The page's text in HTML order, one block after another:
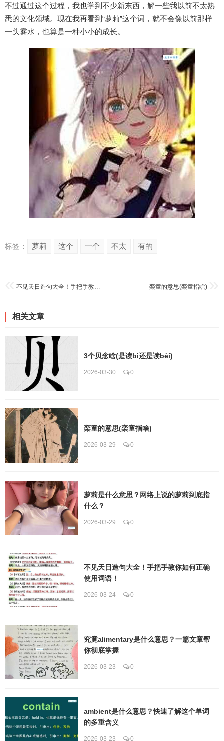
不过通过这个过程，我也学到不少新东西，解一些我以前不太熟
悉的文化领域。现在我再看到“萝莉”这个词，就不会像以前那样
一头雾水，也算是一种小小的成长。
标签： 萝莉 这个 一个 不太 有的
栾童的意思(栾童指啥)
相关文章
3个贝念啥(是读bì还是读bèi)
2026-03-30 0
栾童的意思(栾童指啥)
2026-03-29 0
萝莉是什么意思？网络上说的萝莉到底指
什么？
2026-03-29 0
不见天日造句大全！手把手教你如何正确
使用词语！
2026-03-24 0
究竟alimentary是什么意思？一篇文章帮
你彻底掌握
2026-03-23 0
ambient是什么意思？快速了解这个单词
的多重含义
2026-03-23 0